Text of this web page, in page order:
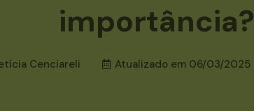
importância?
Cenciareli Atualizado em 06/03/2025